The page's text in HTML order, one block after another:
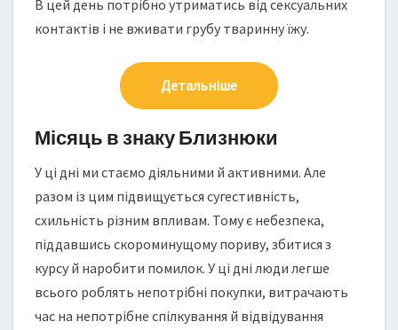
В цей день потрібно утриматись від сексуальних
контактів і не вживати грубу тваринну їжу.
Детальніше
Місяць в знаку Близнюки
У ці дні ми стаємо діяльними й активними. Але
разом із цим підвищується сугестивність,
схильність різним впливам. Тому є небезпека,
піддавшись скороминущому пориву, збитися з
курсу й наробити помилок. У ці дні люди легше
всього роблять непотрібні покупки, витрачають
час на непотрібне спілкування й відвідування